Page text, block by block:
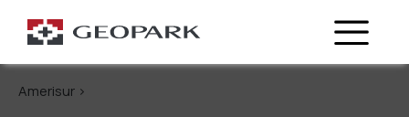
Regresa
Amerisur >